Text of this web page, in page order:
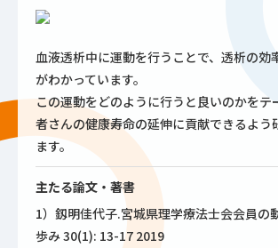
血液透析中に運動を行うことで、透析の効
がわかっています。
この運動をどのように行うと良いのかをテ
者さんの健康寿命の延伸に貢献できるよう
ます。
主たる論文・著書
1）釼明佳代子.宮城県理学療法士会会員の
歩み 30(1): 13-17 2019